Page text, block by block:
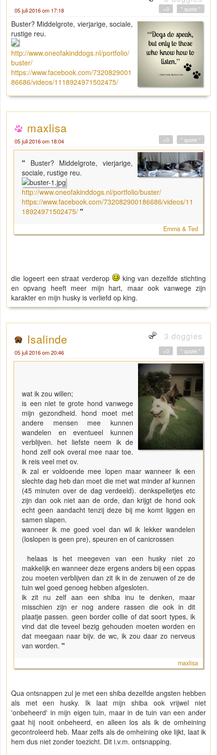
05 juli 2016 om 17:18 " quote "
+0
Buster? Middelgrote, vierjarige, sociale,
rustige reu.
http://www.oneofakinddogs.nl/portfolio/
buster/
https://www.facebook.com/7320829001
86686/videos/1118924971502475/
maxlisa
05 juli 2016 om 18:04 " quote "
+0
" Buster? Middelgrote, vierjarige,
sociale, rustige reu.
http://www.oneofakinddogs.nl/portfolio/buster/
https://www.facebook.com/732082900186686/videos/11
18924971502475/ "
Emma & Ted
die logeert een straat verderop
king van dezelfde stichting
en opvang heeft meer mijn hart, maar ook vanwege zijn
karakter en mijn husky is verliefd op king.
Isalinde 3 doggies
05 juli 2016 om 20:46 " quote "
+0
wat ik zou willen;
is een niet te grote hond vanwege
mijn gezondheid. hond moet met
andere mensen mee kunnen
wandelen en eventueel kunnen
verblijven. het liefste neem ik de
hond zelf ook overal mee naar toe.
ik reis veel met ov.
ik zal er voldoende mee lopen maar wanneer ik een
slechte dag heb dan moet die met wat minder af kunnen
(45 minuten over de dag verdeeld). denkspelletjes etc
zijn dan ook niet aan de orde, dan krijgt de hond ook
echt geen aandacht tenzij deze bij me komt liggen en
samen slapen.
wanneer ik me goed voel dan wil ik lekker wandelen
(loslopen is geen pre), speuren en of canicrossen
helaas is het meegeven van een husky niet zo
makkelijk en wanneer deze ergens anders bij een oppas
zou moeten verblijven dan zit ik in de zenuwen of ze de
tuin wel goed genoeg hebben afgesloten.
ik zit nu zelf aan een shiba inu te denken, maar
misschien zijn er nog andere rassen die ook in dit
plaatje passen. geen border collie of dat soort types, ik
vind dat die teveel bezig gehouden moeten worden en
dat meegaan naar bijv. de wc, ik zou daar zo nerveus
van worden. "
maxlisa
Qua ontsnappen zul je met een shiba dezelfde angsten hebben
als met een husky. Ik laat mijn shiba ook vrijwel niet
'onbeheerd' in mijn eigen tuin, maar in de tuin van een ander
gaat hij nooit onbeheerd, en alleen los als ik de omheining
gecontroleerd heb. Maar zelfs als de omheining oke lijkt, laat ik
hem dus niet zonder toezicht. Dit i.v.m. ontsnapping.